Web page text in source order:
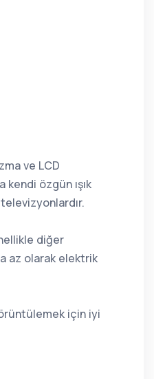
ve LCD
kendi özgün ışık
diğer
az olarak elektrik
için iyi